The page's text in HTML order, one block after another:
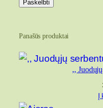
Panašūs produktai
,,
Į